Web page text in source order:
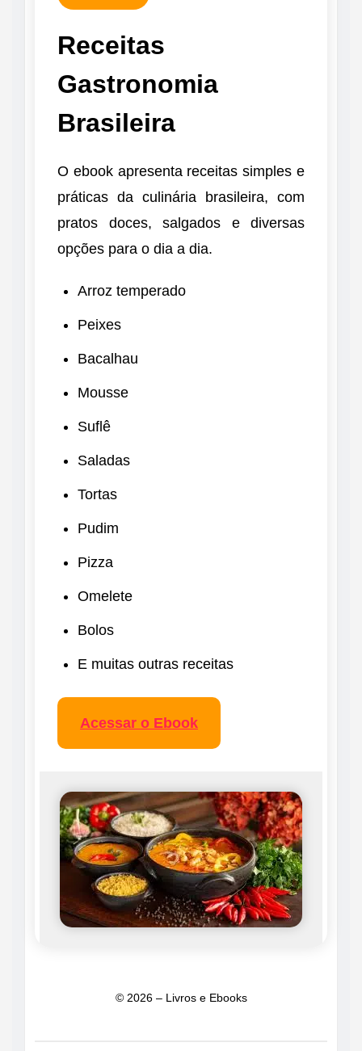
Receitas
Gastronomia
Brasileira
O ebook apresenta receitas simples e
práticas da culinária brasileira, com
pratos doces, salgados e diversas
opções para o dia a dia.
Arroz temperado
Peixes
Bacalhau
Mousse
Suflê
Saladas
Tortas
Pudim
Pizza
Omelete
Bolos
E muitas outras receitas
Acessar o Ebook
© 2026 – Livros e Ebooks